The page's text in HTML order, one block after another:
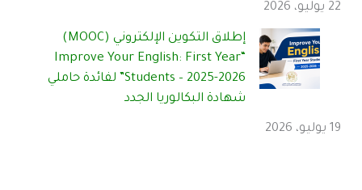
22 يوليو، 2026
إطلاق التكوين الإلكتروني (MOOC)
“Improve Your English: First Year
Students – 2025-2026” لفائدة حاملي
شهادة البكالوريا الجدد
19 يوليو، 2026